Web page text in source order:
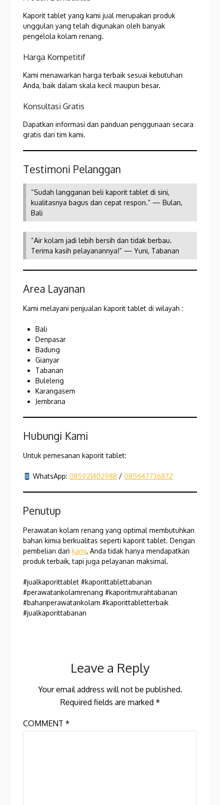
Kaporit tablet yang kami jual merupakan produk
unggulan yang telah digunakan oleh banyak
pengelola kolam renang.
Harga Kompetitif
Kami menawarkan harga terbaik sesuai kebutuhan
Anda, baik dalam skala kecil maupun besar.
Konsultasi Gratis
Dapatkan informasi dan panduan penggunaan secara
gratis dari tim kami.
Testimoni Pelanggan
“Sudah langganan beli kaporit tablet di sini,
kualitasnya bagus dan cepat respon.” — Bulan,
Bali
“Air kolam jadi lebih bersih dan tidak berbau.
Terima kasih pelayanannya!” — Yuni, Tabanan
Area Layanan
Kami melayani penjualan kaporit tablet di wilayah :
Bali
Denpasar
Badung
Gianyar
Tabanan
Buleleng
Karangasem
Jembrana
Hubungi Kami
Untuk pemesanan kaporit tablet:
WhatsApp:085921402988 /085647736872
Penutup
Perawatan kolam renang yang optimal membutuhkan
bahan kimia berkualitas seperti kaporit tablet. Dengan
pembelian darikami, Anda tidak hanya mendapatkan
produk terbaik, tapi juga pelayanan maksimal.
#jualkaporittablet #kaporittablettabanan
#perawatankolamrenang #kaporitmurahtabanan
#bahanperawatankolam #kaporittabletterbaik
#jualkaporittabanan
Leave a Reply
Your email address will not be published.
Required fields are marked *
COMMENT*